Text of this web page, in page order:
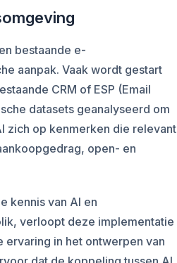
bestaande e-
aanpak. Vaak wordt gestart
CRM of ESP (Email
datasets geanalyseerd om
zich op kenmerken die relevant
open- en
kennis van AI en
verloopt deze implementatie
in het ontwerpen van